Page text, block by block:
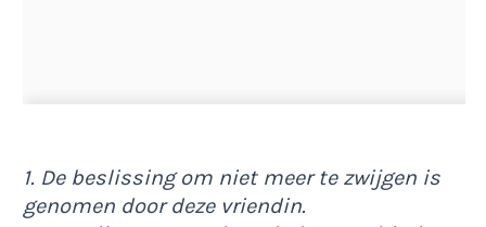
1. De beslissing om niet meer te zwijgen is
genomen door deze vriendin.